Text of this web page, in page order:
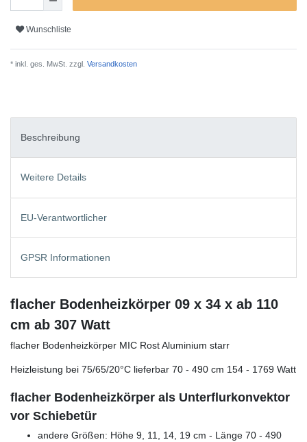
Wunschliste
* inkl. ges. MwSt. zzgl. Versandkosten
Beschreibung
Weitere Details
EU-Verantwortlicher
GPSR Informationen
flacher Bodenheizkörper 09 x 34 x ab 110
cm ab 307 Watt
flacher Bodenheizkörper MIC Rost Aluminium starr
Heizleistung bei 75/65/20°C lieferbar 70 - 490 cm 154 - 1769 Watt
flacher Bodenheizkörper als Unterflurkonvektor
vor Schiebetür
andere Größen: Höhe 9, 11, 14, 19 cm - Länge 70 - 490